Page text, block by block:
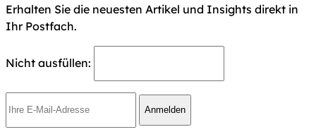
Erhalten Sie die neuesten Artikel und Insights direkt in
Ihr Postfach.
Nicht ausfüllen:
Anmelden